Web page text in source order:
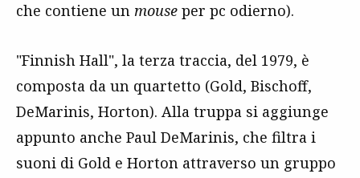
che contiene un mouse per pc odierno).
"Finnish Hall", la terza traccia, del 1979, è
composta da un quartetto (Gold, Bischoff,
DeMarinis, Horton). Alla truppa si aggiunge
appunto anche Paul DeMarinis, che filtra i
suoni di Gold e Horton attraverso un gruppo